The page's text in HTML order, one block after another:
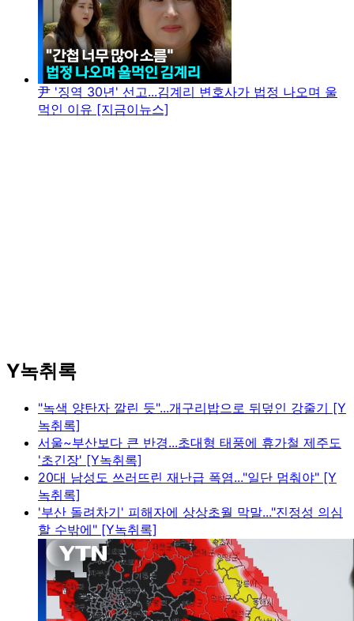
尹 '징역 30년' 선고...김계리 변호사가 법정 나오며 울
먹인 이유 [지금이뉴스]
Y녹취록
"녹색 양탄자 깔린 듯"...개구리밥으로 뒤덮인 강줄기 [Y
녹취록]
서울~부산보다 큰 반경...초대형 태풍에 휴가철 제주도
'초긴장' [Y녹취록]
20대 남성도 쓰러뜨린 재난급 폭염..."일단 멈춰야" [Y
녹취록]
'부산 돌려차기' 피해자에 상상초월 막말..."진정성 의심
할 수밖에" [Y녹취록]